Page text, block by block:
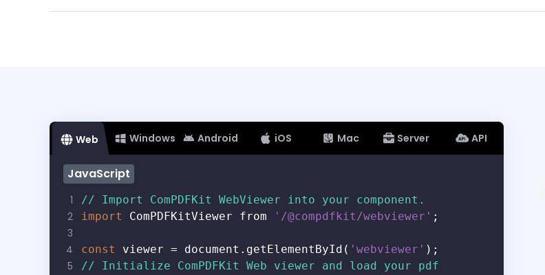
Web Windows Android iOS Mac Server API
JavaScript
1 // Import ComPDFKit WebViewer into your component.
2 import ComPDFKitViewer from '/@compdfkit/webviewer' ;
3
4
const viewer = document.getElementById( 'webviewer' );
5 // Initialize ComPDFKit Web viewer and load your pdf